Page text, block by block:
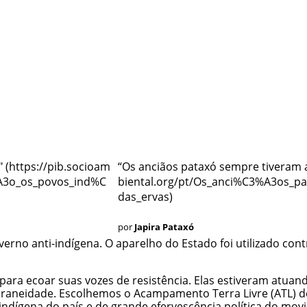
“Os anciãos pataxó sempre tiveram
por Japira Pataxó
anti-indígena. O aparelho do Estado foi utilizado
ecoar suas vozes de resistência. Elas estiveram
Escolhemos o Acampamento Terra Livre